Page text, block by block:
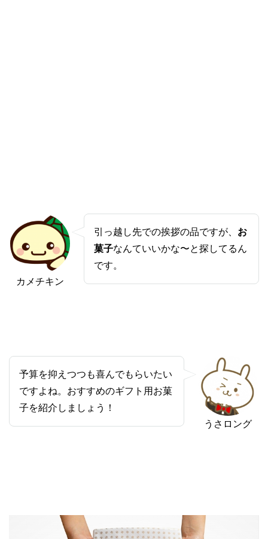
カメチキン
引っ越し先での挨拶の品ですが、 お
菓子なんていいかな〜と探してるん
です。
うさロング
予算を抑えつつも喜んでもらいたい
ですよね。おすすめのギフト用お菓
子を紹介しましょう！